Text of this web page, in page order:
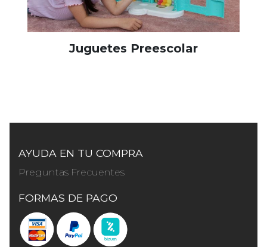
Juguetes Preescolar
AYUDA EN TU COMPRA
Preguntas Frecuentes
FORMAS DE PAGO